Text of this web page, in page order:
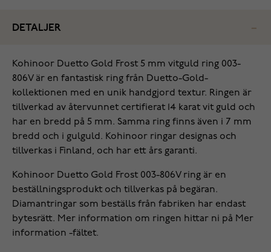
DETALJER
Kohinoor Duetto Gold Frost 5 mm vitguld ring 003-
806V är en fantastisk ring från Duetto-Gold-
kollektionen med en unik handgjord textur. Ringen är
tillverkad av återvunnet certifierat 14 karat vit guld och
har en bredd på 5 mm. Samma ring finns även i 7 mm
bredd och i gulguld. Kohinoor ringar designas och
tillverkas i Finland, och har ett års garanti.
Kohinoor Duetto Gold Frost 003-806V ring är en
beställningsprodukt och tillverkas på begäran.
Diamantringar som beställs från fabriken har endast
bytesrätt. Mer information om ringen hittar ni på Mer
information -fältet.